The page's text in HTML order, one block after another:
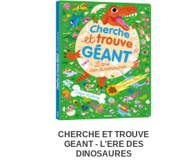
CHERCHE ET TROUVE
GEANT - L'ERE DES
DINOSAURES